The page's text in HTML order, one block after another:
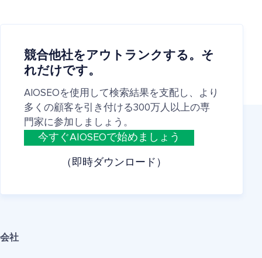
競合他社をアウトランクする。そ
れだけです。
AIOSEOを使用して検索結果を支配し、より
多くの顧客を引き付ける300万人以上の専
門家に参加しましょう。
今すぐAIOSEOで始めましょう
（即時ダウンロード）
会社